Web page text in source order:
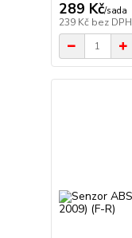
289 Kč/sada
239 Kč bez DPH